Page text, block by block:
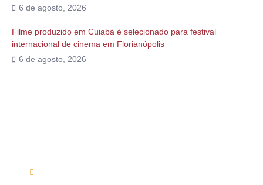
6 de agosto, 2026
Filme produzido em Cuiabá é selecionado para festival
internacional de cinema em Florianópolis
6 de agosto, 2026